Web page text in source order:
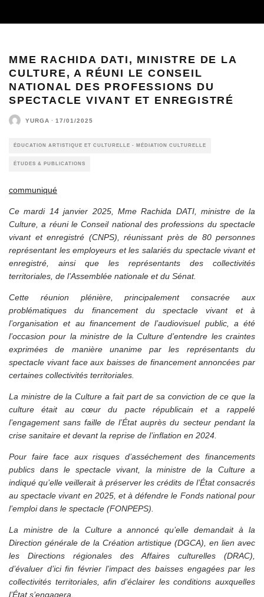
MME RACHIDA DATI, MINISTRE DE LA
CULTURE, A RÉUNI LE CONSEIL
NATIONAL DES PROFESSIONS DU
SPECTACLE VIVANT ET ENREGISTRÉ
YURGA · 17/01/2025
ÉDUCATION ARTISTIQUE ET CULTURELLE - MÉDIATION CULTURELLE
ÉTUDES & PUBLICATIONS
communiqué
Ce mardi 14 janvier 2025, Mme Rachida DATI, ministre de la
Culture, a réuni le Conseil national des professions du spectacle
vivant et enregistré (CNPS), réunissant près de 80 personnes
représentant les employeurs et les salariés du spectacle vivant et
enregistré, ainsi que les représentants des collectivités
territoriales, de l’Assemblée nationale et du Sénat.
Cette réunion plénière, principalement consacrée aux
problématiques du financement du spectacle vivant et à
l’organisation et au financement de l’audiovisuel public, a été
l’occasion pour la ministre de la Culture d’entendre les craintes
exprimées de manière unanime par les représentants du
spectacle vivant face aux baisses de financement annoncées par
certaines collectivités territoriales.
La ministre de la Culture a fait part de sa conviction de ce que la
culture était au cœur du pacte républicain et a rappelé
l’engagement sans faille de l’État auprès du secteur pendant la
crise sanitaire et devant la reprise de l’inflation en 2024.
Pour faire face aux risques d’asséchement des financements
publics dans le spectacle vivant, la ministre de la Culture a
indiqué qu’elle veillerait à préserver les crédits de l’État consacrés
au spectacle vivant en 2025, et à défendre le Fonds national pour
l’emploi dans le spectacle (FONPEPS).
La ministre de la Culture a annoncé qu’elle demandait à la
Direction générale de la Création artistique (DGCA), en lien avec
les Directions régionales des Affaires culturelles (DRAC),
d’évaluer d’ici fin février l’impact des baisses engagées par les
collectivités territoriales, afin d’éclairer les conditions auxquelles
l’État s’engagera.